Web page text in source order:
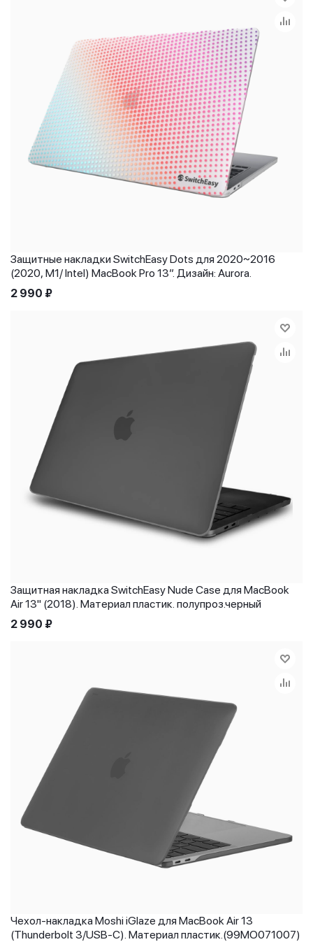
Защитные накладки SwitchEasy Dots для 2020~2016
(2020, M1/ Intel) MacBook Pro 13”. Дизайн: Aurora.
2 990 ₽
Защитная накладка SwitchEasy Nude Case для MacBook
Air 13" (2018). Материал пластик. полупроз.черный
2 990 ₽
Чехол-накладка Moshi iGlaze для MacBook Air 13
(Thunderbolt 3/USB-C). Материал пластик.(99MO071007)